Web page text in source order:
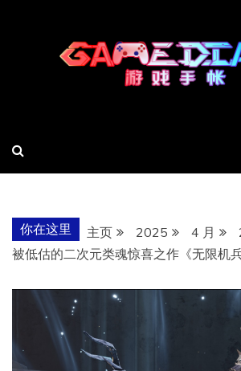
你在这里 主页 2025 4 月
被低估的二次元类魂惊喜之作《无限机